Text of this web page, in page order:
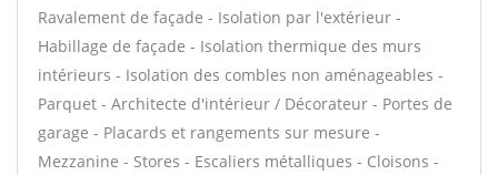
Ravalement de façade - Isolation par l'extérieur -
Habillage de façade - Isolation thermique des murs
intérieurs - Isolation des combles non aménageables -
Parquet - Architecte d'intérieur / Décorateur - Portes de
garage - Placards et rangements sur mesure -
Mezzanine - Stores - Escaliers métalliques - Cloisons -